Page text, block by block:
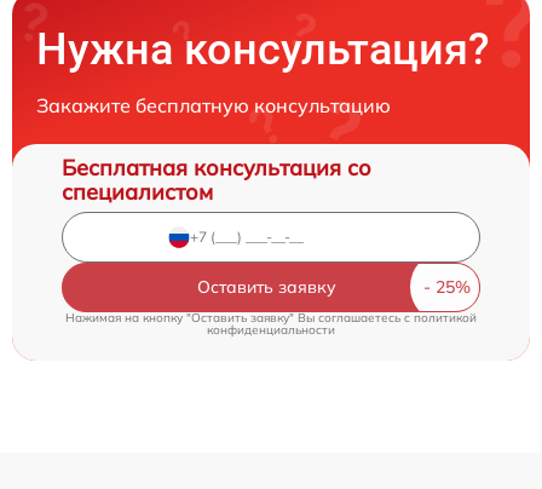
Нужна консультация?
Закажите бесплатную консультацию
Бесплатная консультация со
специалистом
Оставить заявку
Нажимая на кнопку "Оставить заявку" Вы соглашаетесь cполитикой
конфиденциальности